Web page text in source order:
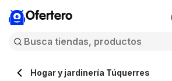
Ofertero
Hogar y jardinería Túquerres